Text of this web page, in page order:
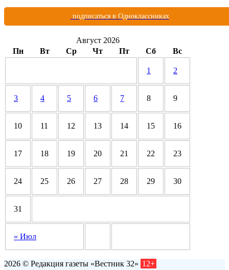
подписаться в Одноклассниках
Август 2026
Пн
Вт Ср Чт Пт Сб Вс
« Июл
1 2
3 4 5 6 7 8 9
10 11 12 13 14 15 16
17 18 19 20 21 22 23
24 25 26 27 28 29 30
31
2026 © Редакция газеты «Вестник 32» 12+